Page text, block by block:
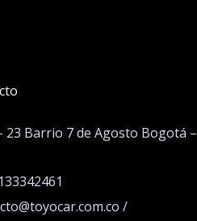
23 Barrio 7 de Agosto Bogotá –
/